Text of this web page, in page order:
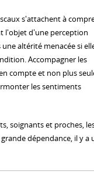
s'attachent à
l'objet d'une perception
altérité menacée si
Accompagner les
compte et non plus
les sentiments
soignants et proches,
dépendance, il y a